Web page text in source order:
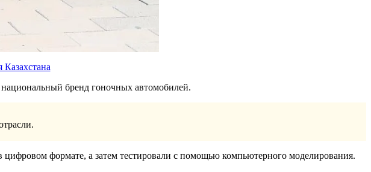
национальный бренд гоночных автомобилей.
формате, а затем тестировали с помощью компьютерного моделирования.